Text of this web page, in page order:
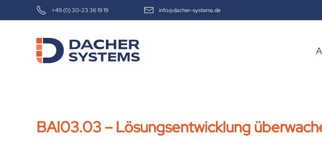
+49 (0) 30-23 36 19 19 info@dacher-systems.de
BAI03.03 – Lösungsentwicklung